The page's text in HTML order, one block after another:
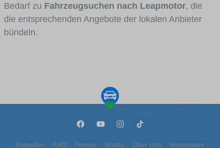
Bedarf zu Fahrzeugsuchen nach Leapmotor, die
die entsprechenden Angebote der lokalen Anbieter
bündeln.
Ratgeber FAQ Presse Städte Über Uns Impressum